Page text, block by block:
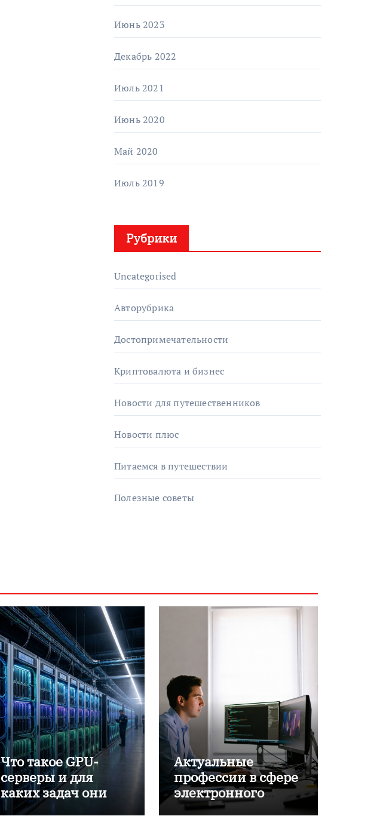
Июнь 2023
Декабрь 2022
Июль 2021
Июнь 2020
Май 2020
Июль 2019
Рубрики
Uncategorised
Авторубрика
Достопримечательности
Криптовалюта и бизнес
Новости для путешественников
Новости плюс
Питаемся в путешествии
Полезные советы
Что такое GPU-
серверы и для
каких задач они
применяются
Актуальные
профессии в сфере
электронного
обучения